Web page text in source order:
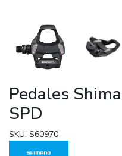
Pedales
SPD
SKU: S60970